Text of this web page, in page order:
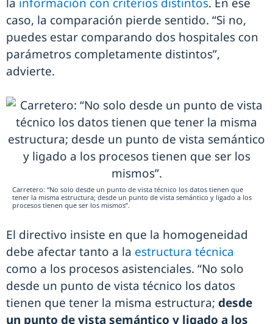
la información con criterios distintos. En ese
caso, la comparación pierde sentido. “Si no,
puedes estar comparando dos hospitales con
parámetros completamente distintos”,
advierte.
Carretero: “No solo desde un punto de vista técnico los datos tienen que
tener la misma estructura; desde un punto de vista semántico y ligado a los
procesos tienen que ser los mismos”.
El directivo insiste en que la homogeneidad
debe afectar tanto a la estructura técnica
como a los procesos asistenciales. “No solo
desde un punto de vista técnico los datos
tienen que tener la misma estructura; desde
un punto de vista semántico y ligado a los